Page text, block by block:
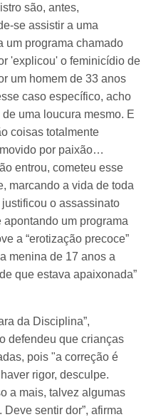
são, antes,
se assistir a uma
um programa chamado
'explicou' o feminicídio de
um homem de 33 anos
caso específico, acho
uma loucura mesmo. E
coisas totalmente
por paixão…
entrou, cometeu esse
marcando a vida de toda
o assassinato
um programa
a “erotização precoce”
menina de 17 anos a
que estava apaixonada”
da Disciplina”,
defendeu que crianças
pois "a correção é
rigor, desculpe.
a mais, talvez algumas
sentir dor”, afirma